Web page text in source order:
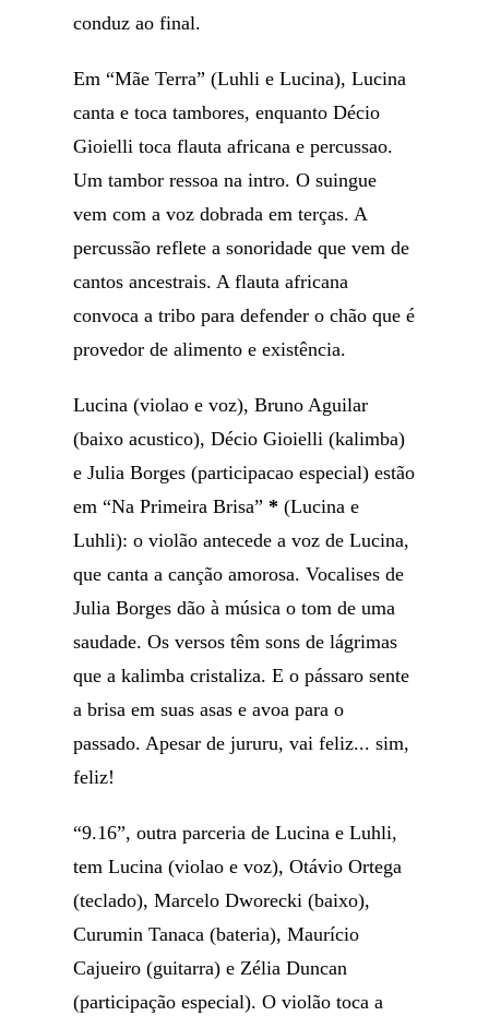
conduz ao final.
Em “Mãe Terra” (Luhli e Lucina), Lucina
canta e toca tambores, enquanto Décio
Gioielli toca flauta africana e percussao.
Um tambor ressoa na intro. O suingue
vem com a voz dobrada em terças. A
percussão reflete a sonoridade que vem de
cantos ancestrais. A flauta africana
convoca a tribo para defender o chão que é
provedor de alimento e existência.
Lucina (violao e voz), Bruno Aguilar
(baixo acustico), Décio Gioielli (kalimba)
e Julia Borges (participacao especial) estão
em “Na Primeira Brisa” * (Lucina e
Luhli): o violão antecede a voz de Lucina,
que canta a canção amorosa. Vocalises de
Julia Borges dão à música o tom de uma
saudade. Os versos têm sons de lágrimas
que a kalimba cristaliza. E o pássaro sente
a brisa em suas asas e avoa para o
passado. Apesar de jururu, vai feliz... sim,
feliz!
“9.16”, outra parceria de Lucina e Luhli,
tem Lucina (violao e voz), Otávio Ortega
(teclado), Marcelo Dworecki (baixo),
Curumin Tanaca (bateria), Maurício
Cajueiro (guitarra) e Zélia Duncan
(participação especial). O violão toca a